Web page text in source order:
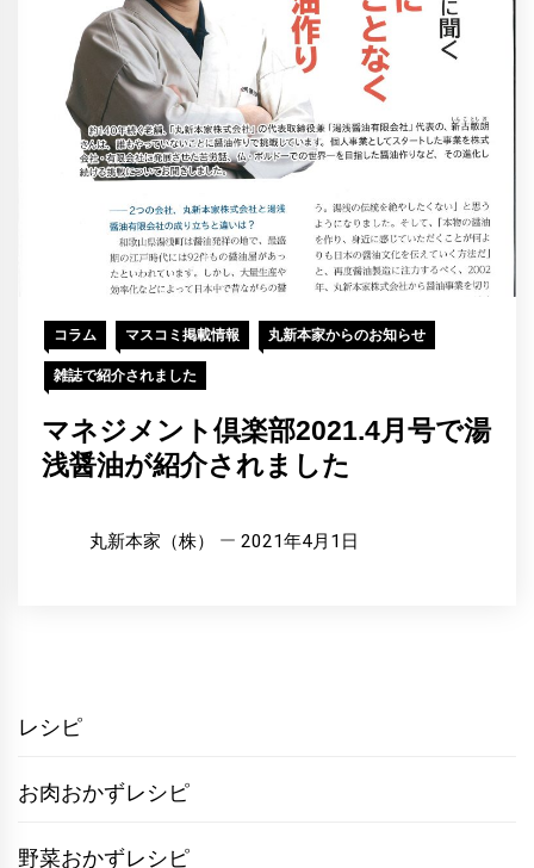
コラム マスコミ掲載情報 丸新本家からのお知らせ
雑誌で紹介されました
マネジメント倶楽部2021.4月号で湯
浅醤油が紹介されました
丸新本家（株） 2021年4月1日
レシピ
お肉おかずレシピ
野菜おかずレシピ